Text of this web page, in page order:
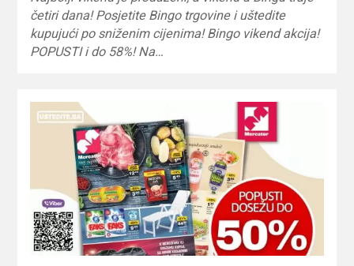
četiri dana! Posjetite Bingo trgovine i uštedite
kupujući po sniženim cijenima! Bingo vikend akcija!
POPUSTI i do 58%! Na…